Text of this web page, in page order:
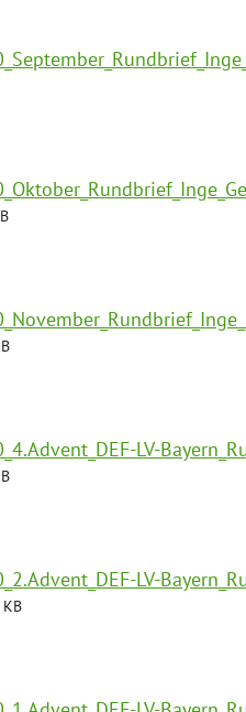
LV-
LV-